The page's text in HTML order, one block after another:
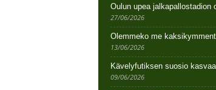
Oulun upea
27/06/2026
Olemmeko me
13/06/2026
Kävelyfutiksen suosio
09/06/2026